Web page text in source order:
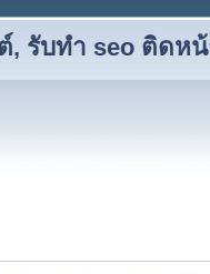
, รับทำ seo ติดห